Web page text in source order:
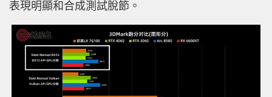
表現明顯和合成測試脫節。